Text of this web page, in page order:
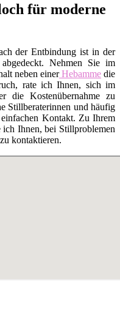
für moderne
der Entbindung ist in der
Nehmen Sie im
neben einerHebamme die
rate ich Ihnen, sich im
die Kostenübernahme zu
Stillberaterinnen und häufig
Kontakt. Zu Ihrem
Ihnen, bei Stillproblemen
kontaktieren.